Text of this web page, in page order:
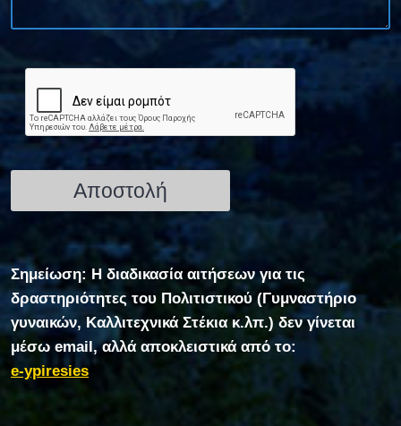
Σημείωση: Η διαδικασία αιτήσεων για τις
δραστηριότητες του Πολιτιστικού (Γυμναστήριο
γυναικών, Καλλιτεχνικά Στέκια κ.λπ.) δεν γίνεται
μέσω email, αλλά αποκλειστικά από το:
e-ypiresies